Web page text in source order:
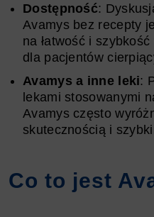
Dostępność:
Avamys bez recepty
na łatwość i
dla pacjentów
Avamys a inne leki:
lekami stosowanymi
Avamys często
skutecznością i
Co to jest